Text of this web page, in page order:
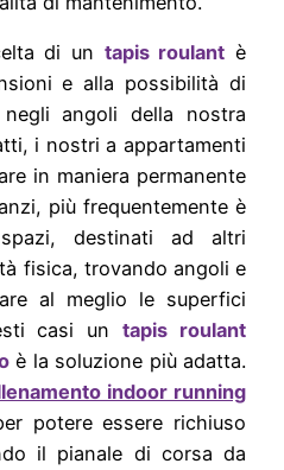
di un tapis roulant è
e alla possibilità di
angoli della nostra
i nostri a appartamenti
in maniera permanente
più frequentemente è
destinati ad altri
fisica, trovando angoli e
al meglio le superfici
casi untapis roulant
è la soluzione più adatta.
indoor running
potere essere richiuso
il pianale di corsa da